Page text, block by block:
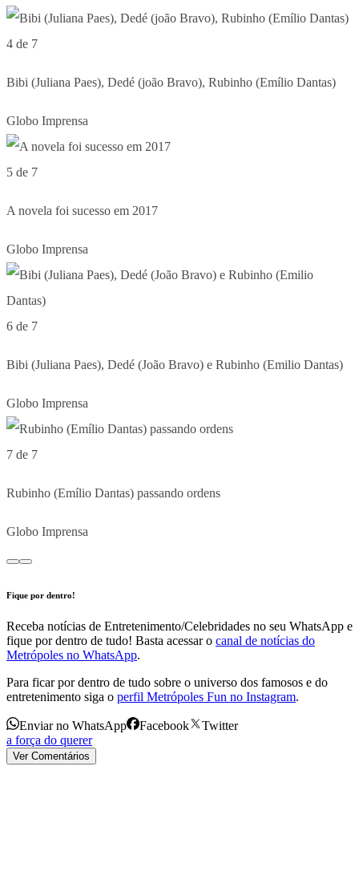
4 de 7
Bibi (Juliana Paes), Dedé (joão Bravo), Rubinho (Emílio Dantas)
Globo Imprensa
5 de 7
A novela foi sucesso em 2017
Globo Imprensa
6 de 7
Bibi (Juliana Paes), Dedé (João Bravo) e Rubinho (Emilio Dantas)
Globo Imprensa
7 de 7
Rubinho (Emílio Dantas) passando ordens
Globo Imprensa
Fique por dentro!
Receba notícias de Entretenimento/Celebridades no seu WhatsApp e
fique por dentro de tudo! Basta acessar o canal de notícias do
Metrópoles no WhatsApp.
Para ficar por dentro de tudo sobre o universo dos famosos e do
entretenimento siga o perfil Metrópoles Fun no Instagram.
Enviar no WhatsApp Facebook
Twitter
a força do querer
Ver Comentários